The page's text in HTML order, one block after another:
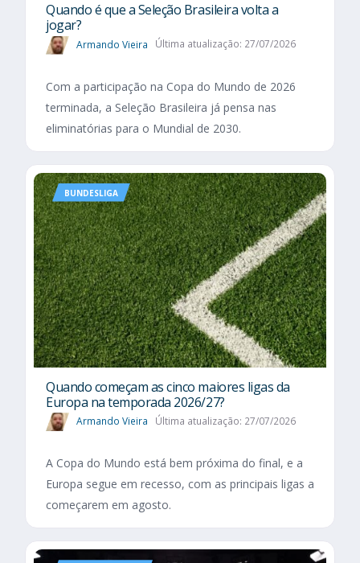
Quando é que a Seleção Brasileira volta a
jogar?
Armando Vieira Última atualização: 27/07/2026
Com a participação na Copa do Mundo de 2026
terminada, a Seleção Brasileira já pensa nas
eliminatórias para o Mundial de 2030.
BUNDESLIGA
Quando começam as cinco maiores ligas da
Europa na temporada 2026/27?
Armando Vieira Última atualização: 27/07/2026
A Copa do Mundo está bem próxima do final, e a
Europa segue em recesso, com as principais ligas a
começarem em agosto.